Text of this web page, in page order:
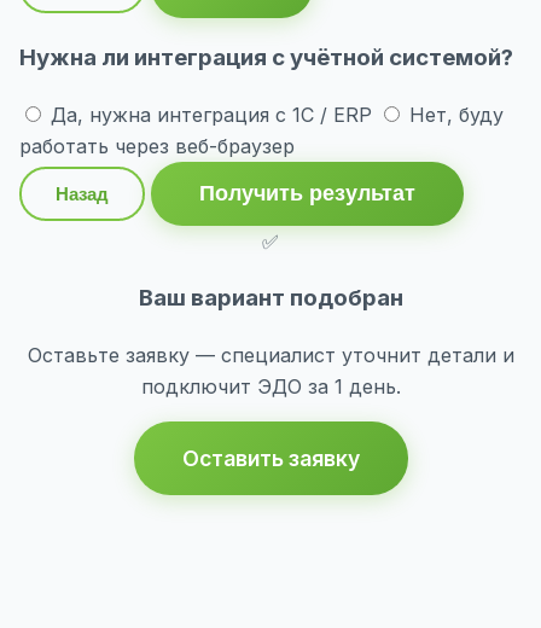
Нужна ли интеграция с учётной системой?
Да, нужна интеграция с 1С / ERP
Нет, буду
работать через веб-браузер
Назад
Получить результат
✅
Ваш вариант подобран
Оставьте заявку — специалист уточнит детали и
подключит ЭДО за 1 день.
Оставить заявку